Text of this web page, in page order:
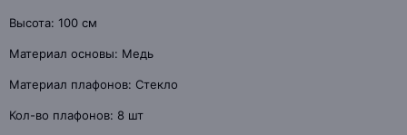
Высота: 100 см
Материал основы: Медь
Материал плафонов: Стекло
Кол-во плафонов: 8 шт